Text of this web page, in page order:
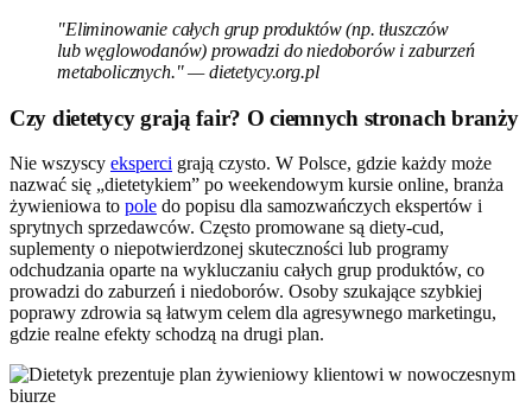
"Eliminowanie całych grup produktów (np. tłuszczów
lub węglowodanów) prowadzi do niedoborów i zaburzeń
metabolicznych." — dietetycy.org.pl
Czy dietetycy grają fair? O ciemnych stronach branży
Nie wszyscy eksperci grają czysto. W Polsce, gdzie każdy może
nazwać się „dietetykiem” po weekendowym kursie online, branża
żywieniowa to pole do popisu dla samozwańczych ekspertów i
sprytnych sprzedawców. Często promowane są diety-cud,
suplementy o niepotwierdzonej skuteczności lub programy
odchudzania oparte na wykluczaniu całych grup produktów, co
prowadzi do zaburzeń i niedoborów. Osoby szukające szybkiej
poprawy zdrowia są łatwym celem dla agresywnego marketingu,
gdzie realne efekty schodzą na drugi plan.